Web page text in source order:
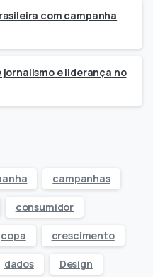
com campanha
jornalismo e liderança no
campanhas
consumidor
copa crescimento
dados Design